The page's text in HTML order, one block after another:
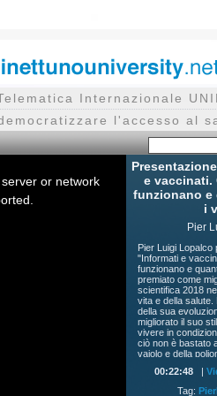
Internazionale
l'accesso al
or network
e vaccinati.
funzionano e
i
Pier
Pier Luigi Lopalco
"Informati e
funzionano e
premiato come
scientifica 2018
vita e della
della sua
migliorato il suo
vivere in
ciò non è bastato
vaiolo e della
scoperta dei
speranze e le
00:22:48|
Tag: